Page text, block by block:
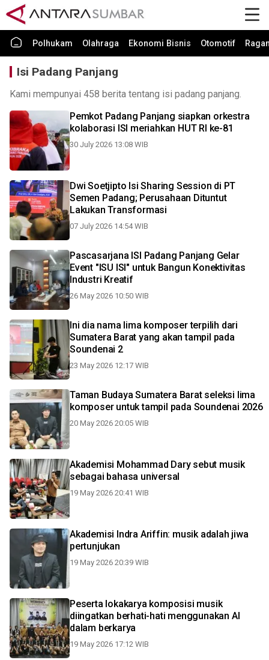
Polhukam Olahraga Ekonomi Bisnis Otomotif
Isi Padang Panjang
Kami mempunyai 458 berita tentang isi padang panjang.
Pemkot Padang Panjang siapkan orkestra
kolaborasi ISI meriahkan HUT RI ke-81
30 July 2026 13:08 WIB
Dwi Soetjipto Isi Sharing Session di PT
Semen Padang; Perusahaan Dituntut
Lakukan Transformasi
07 July 2026 14:54 WIB
Pascasarjana ISI Padang Panjang Gelar
Event "ISU ISI" untuk Bangun Konektivitas
Industri Kreatif
26 May 2026 10:50 WIB
Ini dia nama lima komposer terpilih dari
Sumatera Barat yang akan tampil pada
Soundenai 2
23 May 2026 12:17 WIB
Taman Budaya Sumatera Barat seleksi lima
komposer untuk tampil pada Soundenai 2026
20 May 2026 20:05 WIB
Akademisi Mohammad Dary sebut musik
sebagai bahasa universal
19 May 2026 20:41 WIB
Akademisi Indra Ariffin: musik adalah jiwa
pertunjukan
19 May 2026 20:39 WIB
Peserta lokakarya komposisi musik
diingatkan berhati-hati menggunakan AI
dalam berkarya
19 May 2026 17:12 WIB